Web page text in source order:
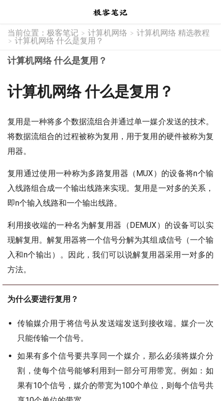
当前位置： 极客笔记 > 计算机网络 > 计算机网络 精选教程
> 计算机网络 什么是复用？
计算机网络 什么是复用？
计算机网络 什么是复用？
复用是一种将多个数据流组合并通过单一媒介发送的技术。
将数据流组合的过程被称为复用，用于复用的硬件被称为复
用器。
复用通过使用一种称为多路复用器（MUX）的设备将n个输
入线路组合成一个输出线路来实现。复用是一对多的关系，
即n个输入线路和一个输出线路。
利用接收端的一种名为解复用器（DEMUX）的设备可以实
现解复用。解复用器将一个信号分解为其组成信号（一个输
入和n个输出）。因此，我们可以说解复用器采用一对多的
方法。
为什么要进行复用？
传输媒介用于将信号从发送端发送到接收端。媒介一次
只能传输一个信号。
如果有多个信号要共享同一个媒介，那么必须将媒介分
割，使每个信号能够利用到一部分可用带宽。例如：如
果有10个信号，媒介的带宽为100个单位，则每个信号共